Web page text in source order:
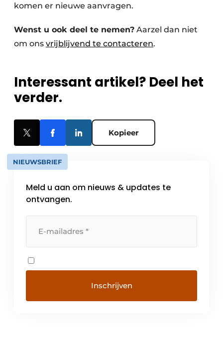
komen er nieuwe aanvragen.
Wenst u ook deel te nemen? Aarzel dan niet
om ons vrijblijvend te contacteren.
Interessant artikel? Deel het
verder.
Kopieer
NIEUWSBRIEF
Meld u aan om nieuws & updates te
ontvangen.